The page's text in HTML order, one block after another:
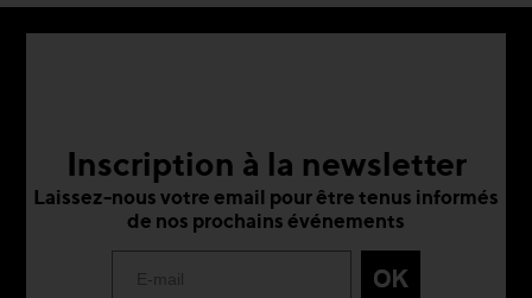
Inscription à la newsletter
Laissez-nous votre email pour être tenus informés
de nos prochains événements